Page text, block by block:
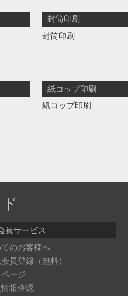
封筒印刷
封筒印刷
紙コップ印刷
紙コップ印刷
員サービス
のお客様へ
員登録（無料）
ージ
報確認